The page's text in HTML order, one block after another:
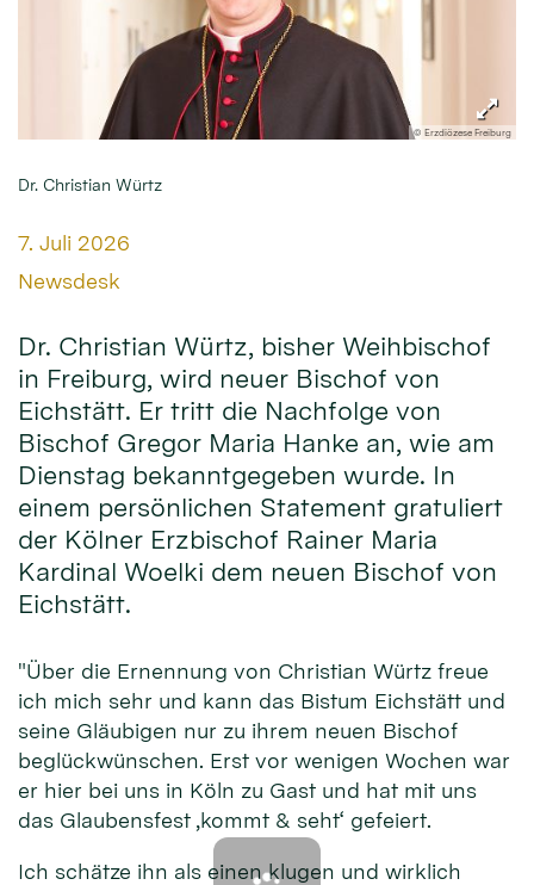
© Erzdiözese Freiburg
Dr. Christian Würtz
Datum:
7. Juli 2026
Von:
Newsdesk
Dr. Christian Würtz, bisher Weihbischof
in Freiburg, wird neuer Bischof von
Eichstätt. Er tritt die Nachfolge von
Bischof Gregor Maria Hanke an, wie am
Dienstag bekanntgegeben wurde. In
einem persönlichen Statement gratuliert
der Kölner Erzbischof Rainer Maria
Kardinal Woelki dem neuen Bischof von
Eichstätt.
"Über die Ernennung von Christian Würtz freue
ich mich sehr und kann das Bistum Eichstätt und
seine Gläubigen nur zu ihrem neuen Bischof
beglückwünschen. Erst vor wenigen Wochen war
er hier bei uns in Köln zu Gast und hat mit uns
das Glaubensfest ‚kommt & seht‘ gefeiert.
Ich schätze ihn als einen klugen und wirklich